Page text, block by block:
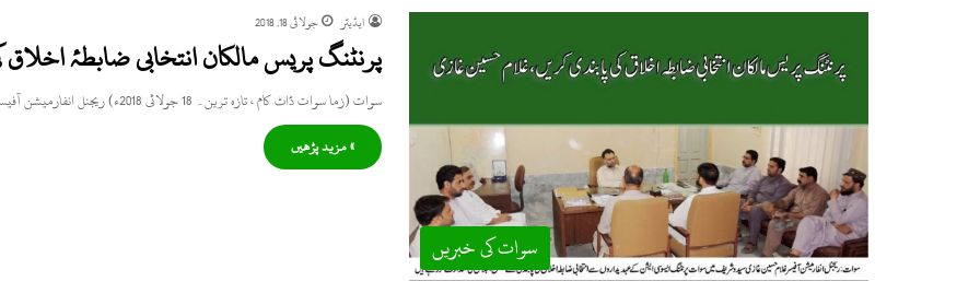
سوات کی خبریں
ایڈیٹر جولائی 18, 2018
پرنٹنگ پریس مالکان انتخابی ضابطۂ
سوات (زما سوات ڈاٹ کام ، تازہ ترین۔ 18 جولائی 2018ء) ریجنل انفارمیشن آفیسر غلام حسین غازی نے کہا ہے…
» مزید پڑھیں